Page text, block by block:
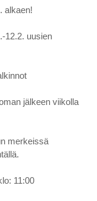
alkaen!
12.2. uusien
jälkeen viikolla
merkeissä
11:00